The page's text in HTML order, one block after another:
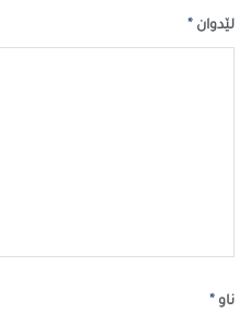
لێدوان *
ناو *